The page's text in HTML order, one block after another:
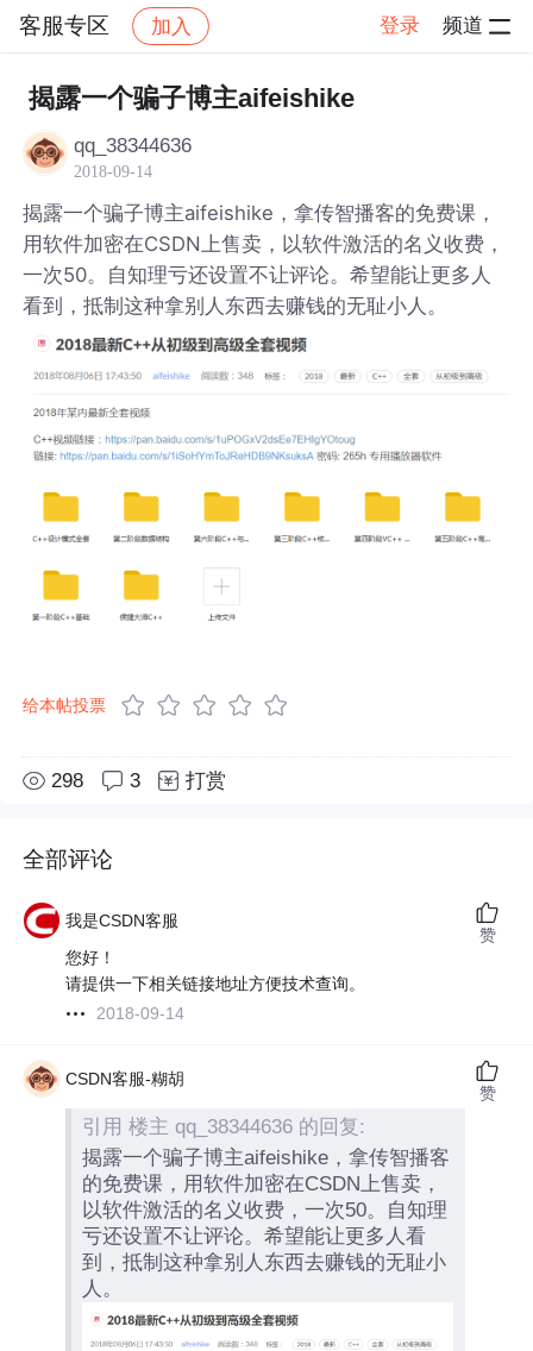
客服专区 加入 登录 频道
社区 客服专区 帖子详情
揭露一个骗子博主aifeishike
qq_38344636
2018-09-14
揭露一个骗子博主aifeishike，拿传智播客的免费课，
用软件加密在CSDN上售卖，以软件激活的名义收费，
一次50。自知理亏还设置不让评论。希望能让更多人
看到，抵制这种拿别人东西去赚钱的无耻小人。
给本帖投票
298 3 打赏
全部评论
我是CSDN客服
您好！
请提供一下相关链接地址方便技术查询。
2018-09-14
赞
CSDN客服-糊胡
引用 楼主 qq_38344636 的回复:
揭露一个骗子博主aifeishike，拿传智播客
的免费课，用软件加密在CSDN上售卖，
以软件激活的名义收费，一次50。自知理
亏还设置不让评论。希望能让更多人看
到，抵制这种拿别人东西去赚钱的无耻小
人。
赞